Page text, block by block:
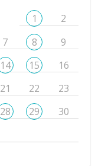
1
2
7 8
9
14 15
16
21 22
23
28 29
30